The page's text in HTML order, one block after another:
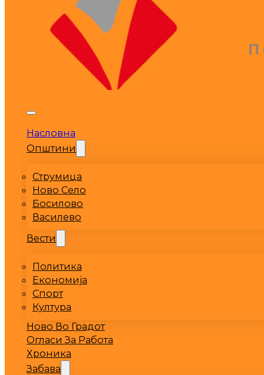
Насловна
Општини
Струмица
Ново Село
Босилово
Василево
Вести
Политика
Економија
Спорт
Култура
Ново Во Градот
Огласи За Работа
Хроника
Забава